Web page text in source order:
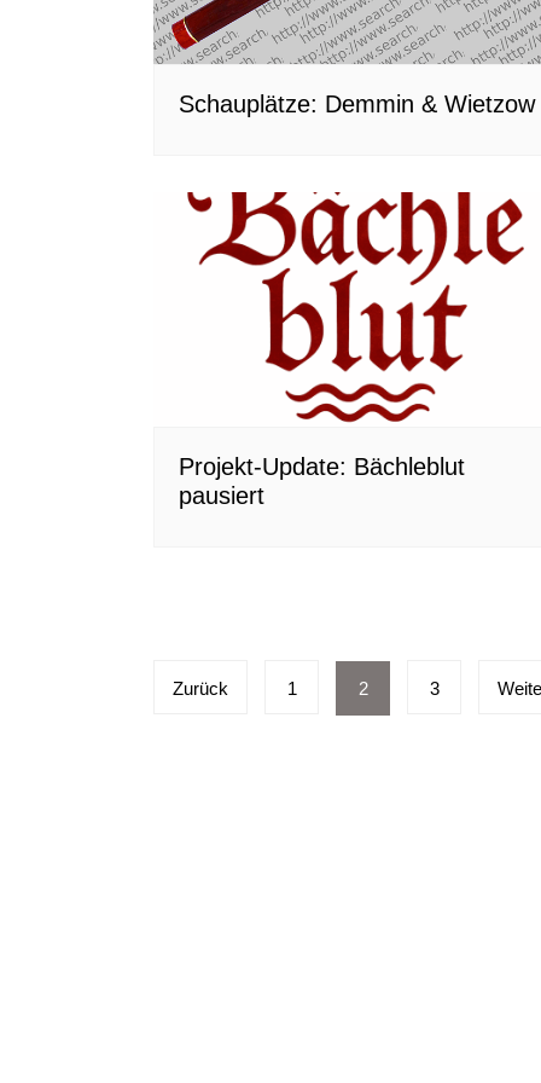
Schauplätze: Demmin & Wietzow
Projekt-Update: Bächleblut
pausiert
Seitennummerierung
Zurück 1 2 3